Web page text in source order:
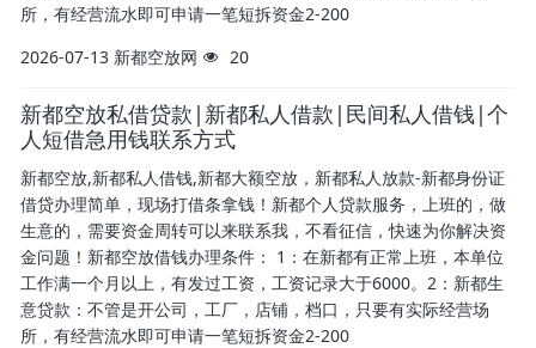
所，有经营流水即可申请一笔短拆资金2-200
2026-07-13 新都空放网 20
新都空放私借贷款|新都私人借款|民间私人借钱|个
人短借急用钱联系方式
新都空放,新都私人借钱,新都大额空放，新都私人放款-新都身份证
借贷办理简单，现场打借条拿钱！新都个人贷款服务，上班的，做
生意的，需要资金周转可以来联系我，不看征信，快速为你解决资
金问题！新都空放借钱办理条件： 1：在新都有正常上班，本单位
工作满一个月以上，有发过工资，工资记录大于6000。2：新都生
意贷款：不管是开公司，工厂，店铺，档口，只要有实际经营场
所，有经营流水即可申请一笔短拆资金2-200